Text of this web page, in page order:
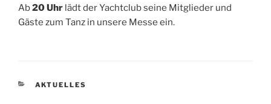
Ab20 Uhr lädt der Yachtclub seine Mitglieder und
Gäste zum Tanz in unsere Messe ein.
KATEGORIEN
AKTUELLES